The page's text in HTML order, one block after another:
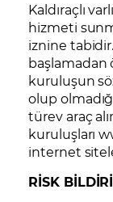
Kaldıraçlı
hizmeti
iznine
başlamadan
kuruluşun
olup
türev araç
kuruluşları
internet
RİSK